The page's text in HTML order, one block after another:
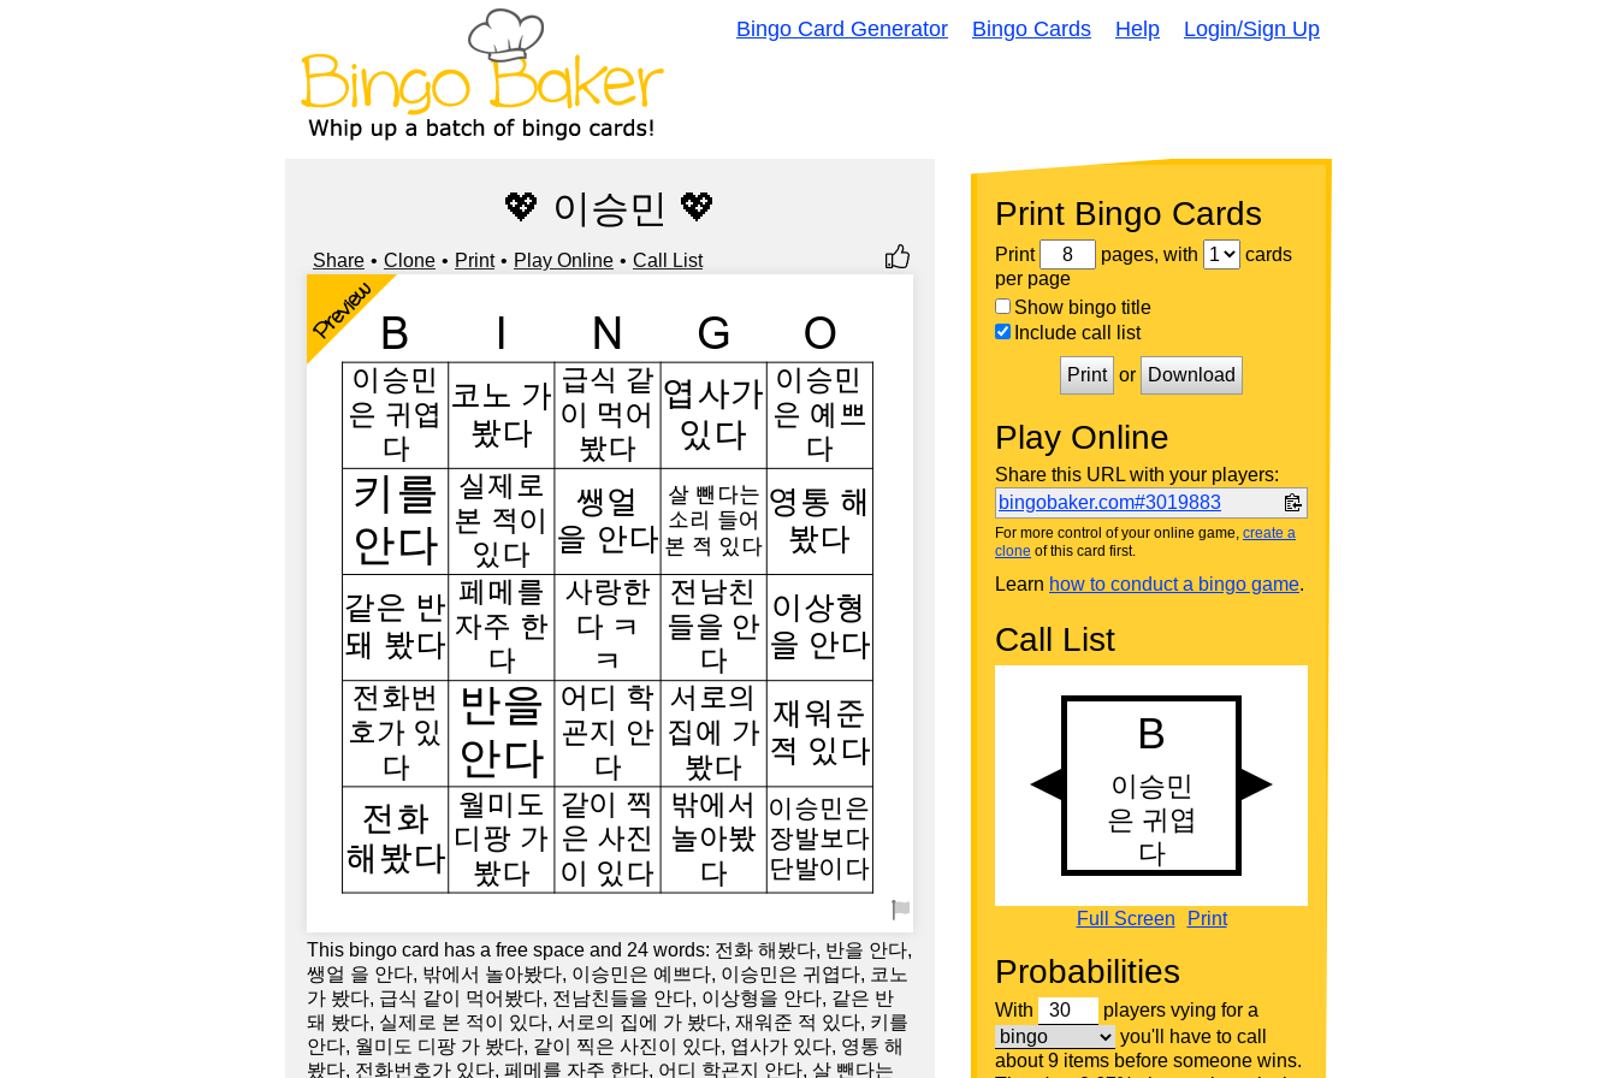
Bingo Card Generator Bingo Cards Help Login/Sign Up
💖 이승민 💖
Share Clone Print Play Online Call List
Preview
This bingo card has a free space and 24 words: 전화 해봤다, 반을 안다,
쌩얼 을 안다, 밖에서 놀아봤다, 이승민은 예쁘다, 이승민은 귀엽다, 코노
가 봤다, 급식 같이 먹어봤다, 전남친들을 안다, 이상형을 안다, 같은 반
돼 봤다, 실제로 본 적이 있다, 서로의 집에 가 봤다, 재워준 적 있다, 키를
안다, 월미도 디팡 가 봤다, 같이 찍은 사진이 있다, 엽사가 있다, 영통 해
봤다, 전화번호가 있다, 페메를 자주 한다, 어디 학굔지 안다, 살 뺀다는
Print Bingo Cards
Print pages, with
cards
per page
Show bingo title
Include call list
Print or Download
Play Online
Share this URL with your players:
bingobaker.com#3019883
For more control of your online game, create a
clone of this card first.
Learn how to conduct a bingo game.
Call List
Full Screen Print
Probabilities
With
players vying for a
you'll have to call
about 9 items before someone wins.